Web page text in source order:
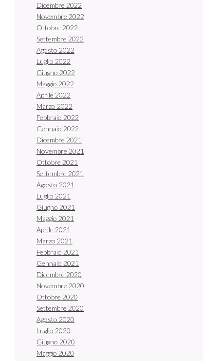
Dicembre 2022
Novembre 2022
Ottobre 2022
Settembre 2022
Agosto 2022
Luglio 2022
Giugno 2022
Maggio 2022
Aprile 2022
Marzo 2022
Febbraio 2022
Gennaio 2022
Dicembre 2021
Novembre 2021
Ottobre 2021
Settembre 2021
Agosto 2021
Luglio 2021
Giugno 2021
Maggio 2021
Aprile 2021
Marzo 2021
Febbraio 2021
Gennaio 2021
Dicembre 2020
Novembre 2020
Ottobre 2020
Settembre 2020
Agosto 2020
Luglio 2020
Giugno 2020
Maggio 2020